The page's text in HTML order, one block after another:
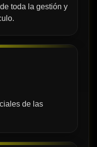
toda la gestión y
de las